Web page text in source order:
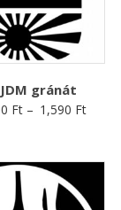
gránát
Ft– 1,590 Ft